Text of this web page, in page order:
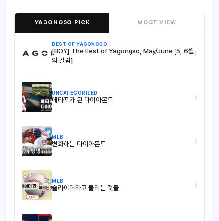
YAGONGSO PICK MOST VIEW
BEST OF YAGONGSO
[BOY] The Best of Yagongso, May/June [5, 6월
의 칼럼]
›
UNCATEGORIZED
메타포가 된 다이아몬드 ›
MLB
변화하는 다이아몬드 ›
MLB
슬라이더라고 불리는 것들 ›